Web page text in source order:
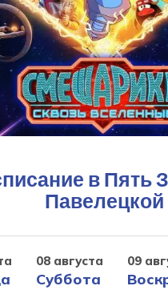
в Пять
Павелецкой
08 августа
Суббота
09